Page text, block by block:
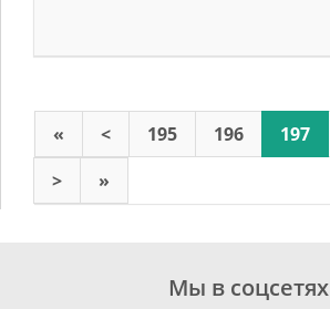
« < 195 196 197
>
»
Мы в соцсетях